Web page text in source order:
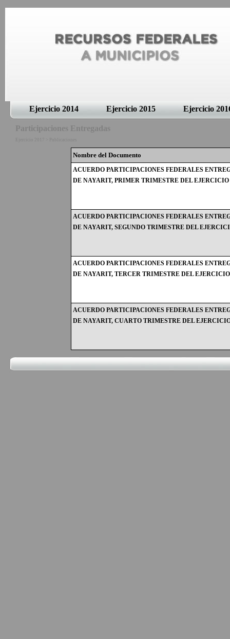
Ejercicio 2014 Ejercicio 2015 Ejercicio
Participaciones Entregadas
Nombre del Documento
ACUERDO PARTICIPACIONES FEDERALES
DE NAYARIT, PRIMER TRIMESTRE DEL
ACUERDO PARTICIPACIONES FEDERALES
DE NAYARIT, SEGUNDO TRIMESTRE DEL
ACUERDO PARTICIPACIONES FEDERALES
DE NAYARIT, TERCER TRIMESTRE DEL
ACUERDO PARTICIPACIONES FEDERALES
DE NAYARIT, CUARTO TRIMESTRE DEL